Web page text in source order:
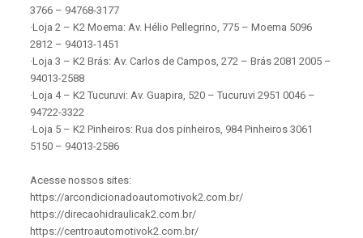
3766 – 94768-3177
·Loja 2 – K2 Moema: Av. Hélio Pellegrino, 775 – Moema 5096
2812 – 94013-1451
·Loja 3 – K2 Brás: Av. Carlos de Campos, 272 – Brás 2081 2005 –
94013-2588
·Loja 4 – K2 Tucuruvi: Av. Guapira, 520 – Tucuruvi 2951 0046 –
94722-3322
·Loja 5 – K2 Pinheiros: Rua dos pinheiros, 984 Pinheiros 3061
5150 – 94013-2586
Acesse nossos sites:
https://arcondicionadoautomotivok2.com.br/
https://direcaohidraulicak2.com.br/
https://centroautomotivok2.com.br/